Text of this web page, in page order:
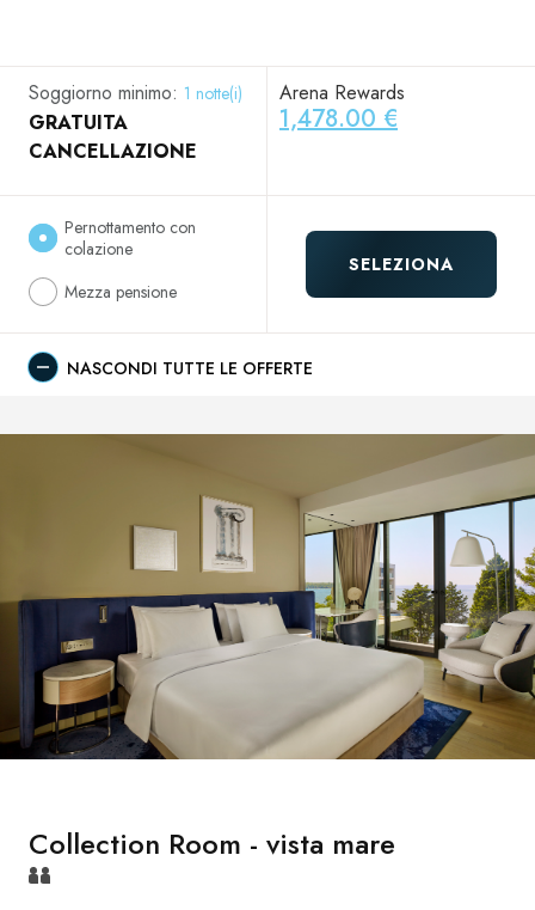
Soggiorno minimo: 1 notte(i)
GRATUITA
CANCELLAZIONE
Arena Rewards
1,478.00 €
Pernottamento con
colazione
Mezza pensione
SELEZIONA
NASCONDI TUTTE LE OFFERTE
Collection Room - vista mare